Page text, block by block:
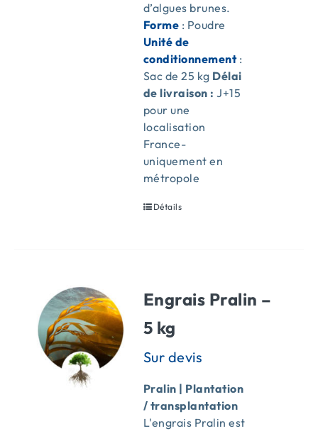
d’algues brunes.
Forme : Poudre
Unité de
conditionnement:
Sac de 25 kg Délai
de livraison : J+15
pour une
localisation
France-
uniquement en
métropole
Détails
Engrais Pralin –
5 kg
Pralin | Plantation
/ transplantation
L'engrais Pralin est